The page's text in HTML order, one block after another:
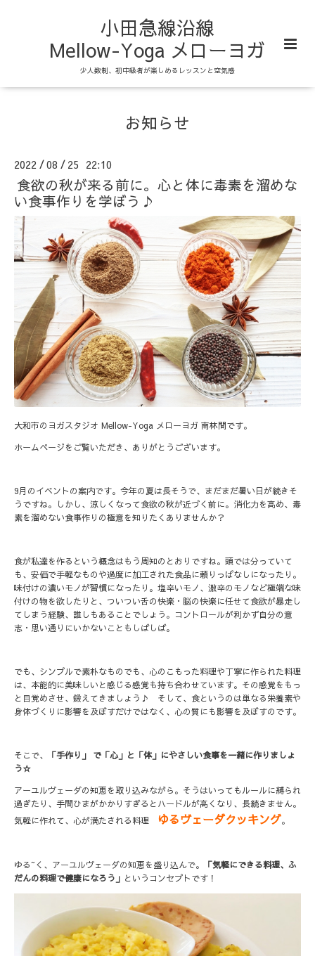
小田急線沿線
Mellow-Yoga メローヨガ
少人数制、初中級者が楽しめるレッスンと空気感
お知らせ
2022 /08 / 25 22:10
食欲の秋が来る前に。心と体に毒素を溜めな
い食事作りを学ぼう♪
大和市のヨガスタジオ Mellow-Yoga メローヨガ 南林間です。
ホームページをご覧いただき、ありがとうございます。
9月のイベントの案内です。今年の夏は長そうで、まだまだ暑い日が続きそ
うですね。しかし、涼しくなって食欲の秋が近づく前に。消化力を高め、毒
素を溜めない食事作りの極意を知りたくありませんか？
食が私達を作るという概念はもう周知のとおりですね。頭では分っていて
も、安価で手軽なものや過度に加工された食品に頼りっぱなしになったり。
味付けの濃いモノが習慣になったり。塩辛いモノ、激辛のモノなど極端な味
付けの物を欲したりと、ついつい舌の快楽・脳の快楽に任せて食欲が暴走し
てしまう経験、誰しもあることでしょう。コントロールが利かず自分の意
志・思い通りにいかないこともしばしば。
でも、シンプルで素朴なものでも、心のこもった料理や丁寧に作られた料理
は、本能的に美味しいと感じる感覚も持ち合わせています。その感覚をもっ
と目覚めさせ、鍛えてきましょう♪ そして、食というのは単なる栄養素や
身体づくりに影響を及ぼすだけではなく、心の質にも影響を及ぼすのです。
そこで、
「手作り」 で「心」と「体」にやさしい食事を一緒に作りましょ
う☆
アーユルヴェーダの知恵を取り込みながら。そうはいってもルールに縛られ
過ぎたり、手間ひまがかかりすぎるとハードルが高くなり、長続きません。
気軽に作れて、心が満たされる料理 ゆるヴェーダクッキング。
ゆる~く、アーユルヴェーダの知恵を盛り込んで。
「気軽にできる料理、ふ
だんの料理で健康になろう」 というコンセプトです！